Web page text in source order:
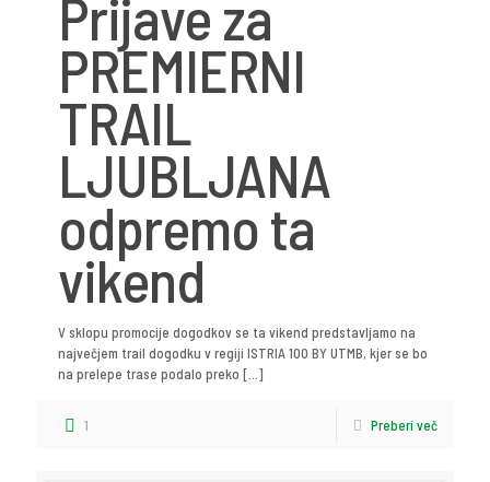
Prijave za
PREMIERNI
TRAIL
LJUBLJANA
odpremo ta
vikend
V sklopu promocije dogodkov se ta vikend predstavljamo na
največjem trail dogodku v regiji ISTRIA 100 BY UTMB, kjer se bo
na prelepe trase podalo preko […]
1 Preberi več